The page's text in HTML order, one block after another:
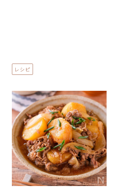
レシピ